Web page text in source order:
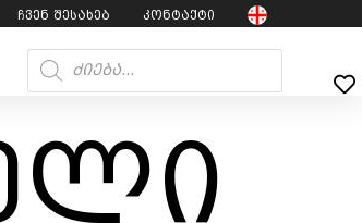
ჩვენ შესახებ კონტაქტი